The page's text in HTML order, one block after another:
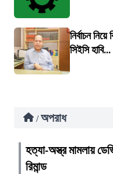
নির্বাচন
সিইসি হাবি...
/ অপরাধ
হত্যা-অস্ত্র মামলায়
রিমান্ড